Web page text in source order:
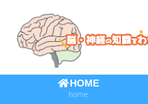
HOME
home